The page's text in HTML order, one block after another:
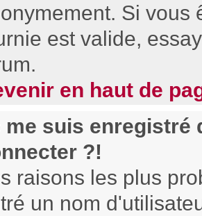
Si vous
est valide,
en haut de
me suis enregistré
?!
raisons les plus
un nom